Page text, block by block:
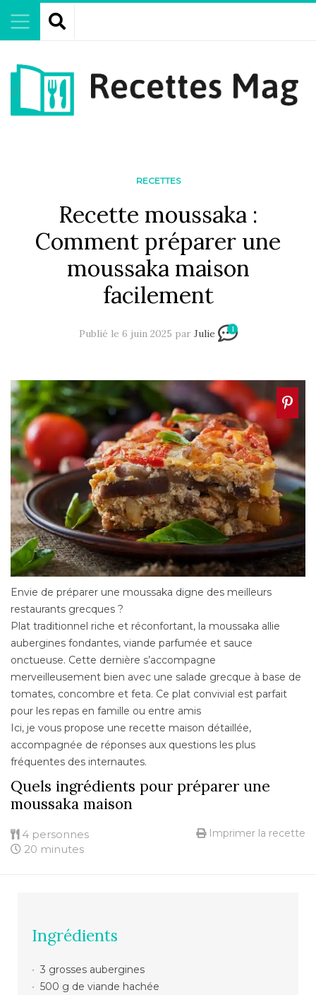
RECETTES
Recette moussaka :
Comment préparer une
moussaka maison
facilement
Publié le 6 juin 2025 par Julie 1
Envie de préparer une moussaka digne des meilleurs
restaurants grecques ?
Plat traditionnel riche et réconfortant, la moussaka allie
aubergines fondantes, viande parfumée et sauce
onctueuse. Cette dernière s’accompagne
merveilleusement bien avec une salade grecque à base de
tomates, concombre et feta. Ce plat convivial est parfait
pour les repas en famille ou entre amis
Ici, je vous propose une recette maison détaillée,
accompagnée de réponses aux questions les plus
fréquentes des internautes.
Quels ingrédients pour préparer une
moussaka maison
4 personnes
20 minutes
Imprimer la recette
Ingrédients
3 grosses aubergines
500 g de viande hachée